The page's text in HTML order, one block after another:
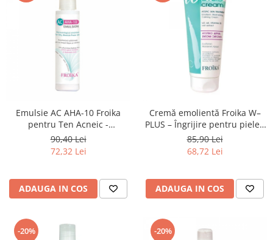
Emulsie AC AHA-10 Froika
pentru Ten Acneic -
Tratament Profesional
90,40 Lei
72,32 Lei
ADAUGA IN COS
Cremă emolientă Froika W–
PLUS – Îngrijire pentru pielea
atopică
85,90 Lei
68,72 Lei
ADAUGA IN COS
-20% -20%